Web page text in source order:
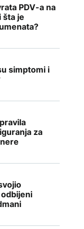
PDV-a na
šta je
simptomi i
za
odbijeni